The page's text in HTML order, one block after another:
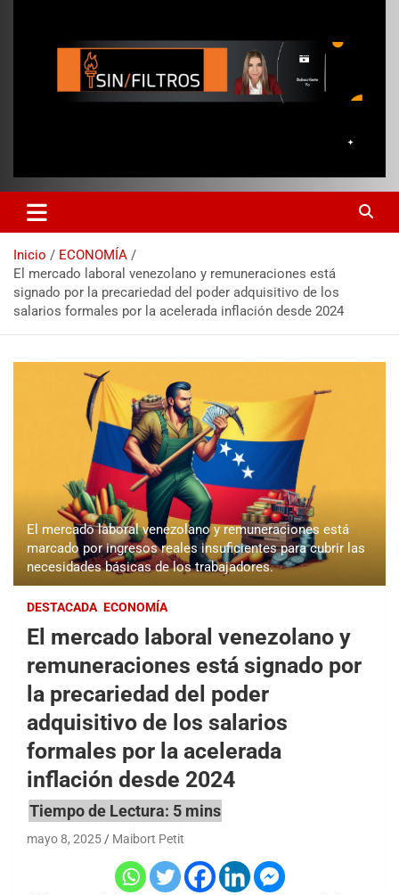
Inicio
ECONOMÍA
El mercado laboral venezolano y remuneraciones está
signado por la precariedad del poder adquisitivo de los
salarios formales por la acelerada inflación desde 2024
El mercado laboral venezolano y remuneraciones está
marcado por ingresos reales insuficientes para cubrir las
necesidades básicas de los trabajadores.
DESTACADA ECONOMÍA
El mercado laboral venezolano y
remuneraciones está signado por
la precariedad del poder
adquisitivo de los salarios
formales por la acelerada
inflación desde 2024
mayo 8, 2025 Maibort Petit